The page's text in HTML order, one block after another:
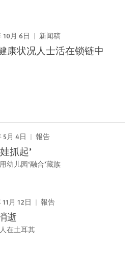
10月 6日 新闻稿
康状况人士活在锁链中
5月 4日 報告
抓起’
幼儿园‘融合’藏族
月 12日 報告
逝
在土耳其